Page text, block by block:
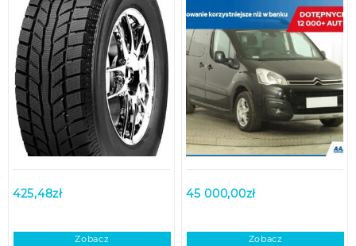
425,48zł
Zobacz
45 000,00zł
Zobacz